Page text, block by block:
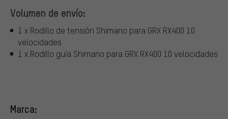
Volumen de envío:
1 x Rodillo de tensión Shimano para GRX RX400 10
velocidades
1 x Rodillo guía Shimano para GRX RX400 10 velocidades
Marca: